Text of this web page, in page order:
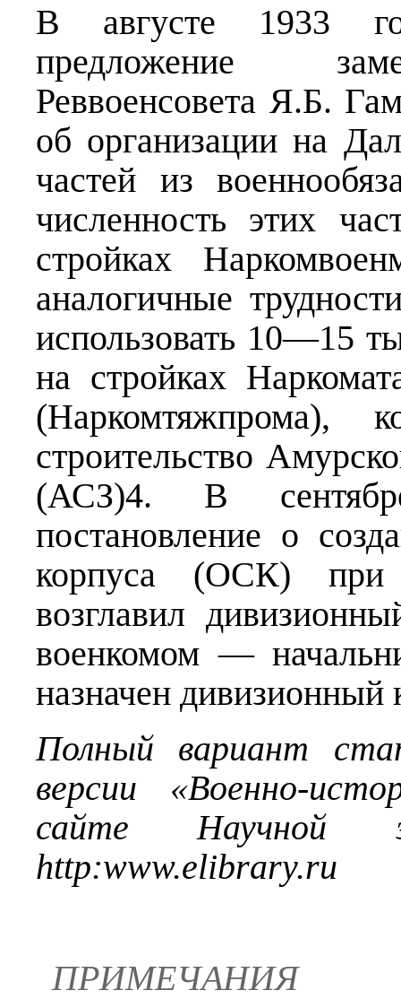
В августе 1933
предложение
Реввоенсовета Я.Б.
об организации на
частей из
численность этих
стройках
аналогичные
использовать 10—15
на стройках
(Наркомтяжпрома),
строительство
(АСЗ)4. В
постановление о
корпуса (ОСК) при
возглавил
военкомом —
назначен
Полный вариант
версии «Военно-
сайте Научной
http:www.elibrary.ru
ПРИМЕЧАНИЯ